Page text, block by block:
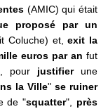
(AMIC) qui était
proposé par un
Coluche) et, exit la
euros par an fut
, pour justifier une
la Ville"se ruiner
de "squatter", près